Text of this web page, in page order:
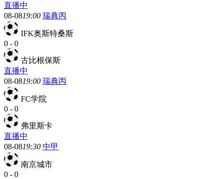
直播中
08-0819:00 瑞典丙
IFK奥斯特桑斯
0 - 0
古比根保斯
直播中
08-0819:00 瑞典丙
FC学院
0 - 0
弗里斯卡
直播中
08-0819:30 中甲
南京城市
0 - 0